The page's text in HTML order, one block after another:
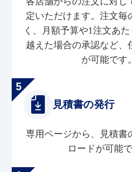
定いただけます。注文毎
く、月額予算や1注文あ
越えた場合の承認など、
が可能です。
見積書の発行
専用ページから、見積書
ロードが可能で